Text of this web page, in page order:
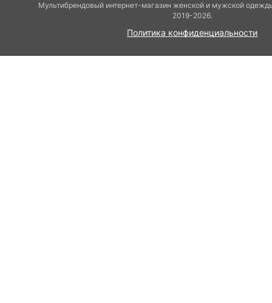
Мультибрендовый интернет-магазин женской и мужской
2019-2026.
Политика конфиденциальности